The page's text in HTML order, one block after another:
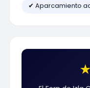
✔ Aparcamiento
★